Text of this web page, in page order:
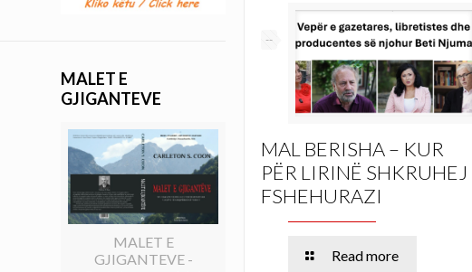
--
MAL BERISHA – KUR
PËR LIRINË SHKRUHEJ
FSHEHURAZI
Read more
MALET E
GJIGANTEVE
MALET E
GJIGANTEVE -